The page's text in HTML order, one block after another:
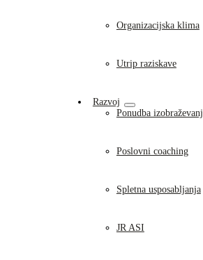
Organizacijska klima
Utrip raziskave
Razvoj
Ponudba izobraževanj
Poslovni coaching
Spletna usposabljanja
JR ASI